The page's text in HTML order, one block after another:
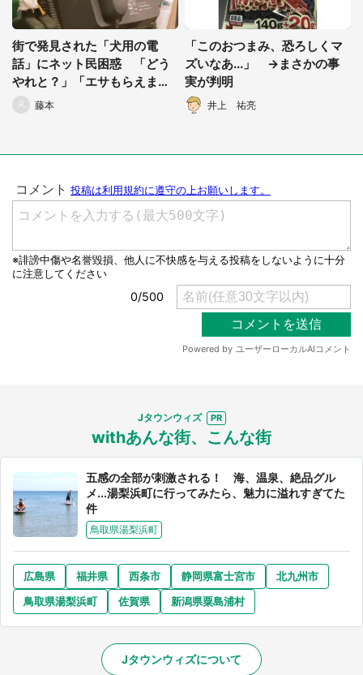
選択する
街で発見された「犬用の電
話」にネット民困惑 「どう
やれと？」「エサもらえます
かって電話するのかも」
藤本
「このおつまみ、恐ろしくマ
ズいなあ...」 →まさかの事
実が判明
井上 祐亮
Jタウンウィズ
withあんな街、こんな街
五感の全部が刺激される！ 海、温泉、絶品グル
メ...湯梨浜町に行ってみたら、魅力に溢れすぎてた
件
鳥取県湯梨浜町
広島県 福井県 西条市 静岡県富士宮市
北九州市
鳥取県湯梨浜町
佐賀県 新潟県粟島浦村
Jタウンウィズについて